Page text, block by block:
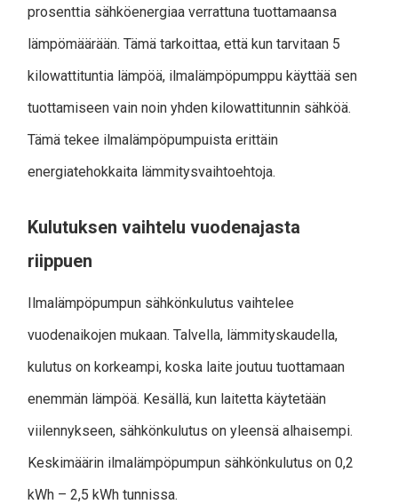
prosenttia sähköenergiaa verrattuna tuottamaansa
lämpömäärään. Tämä tarkoittaa, että kun tarvitaan 5
kilowattituntia lämpöä, ilmalämpöpumppu käyttää sen
tuottamiseen vain noin yhden kilowattitunnin sähköä.
Tämä tekee ilmalämpöpumpuista erittäin
energiatehokkaita lämmitysvaihtoehtoja.
Kulutuksen vaihtelu vuodenajasta
riippuen
Ilmalämpöpumpun sähkönkulutus vaihtelee
vuodenaikojen mukaan. Talvella, lämmityskaudella,
kulutus on korkeampi, koska laite joutuu tuottamaan
enemmän lämpöä. Kesällä, kun laitetta käytetään
viilennykseen, sähkönkulutus on yleensä alhaisempi.
Keskimäärin ilmalämpöpumpun sähkönkulutus on 0,2
kWh – 2,5 kWh tunnissa.